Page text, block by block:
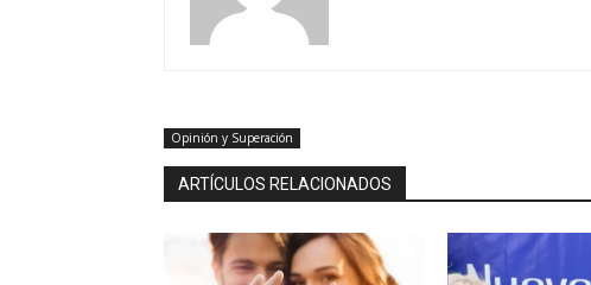
Opinión y Superación
ARTÍCULOS RELACIONADOS